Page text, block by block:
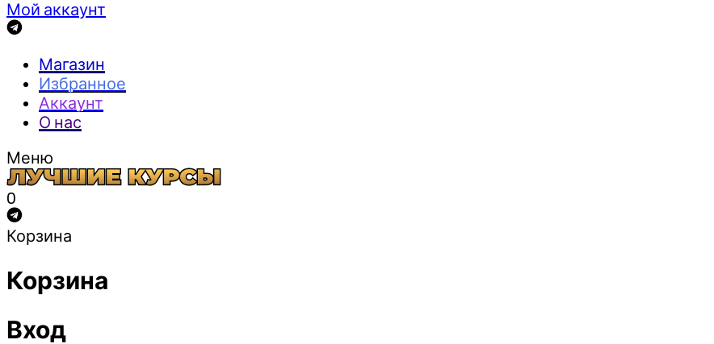
Мой аккаунт
Магазин
Избранное
Аккаунт
О нас
Меню
0
Корзина
Корзина
Вход